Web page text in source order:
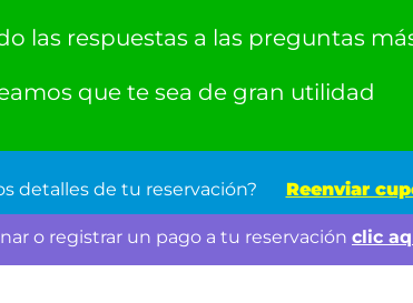
las respuestas a las preguntas
que te sea de gran utilidad
detalles de tu reservación? Reenviar
o registrar un pago a tu reservación clic